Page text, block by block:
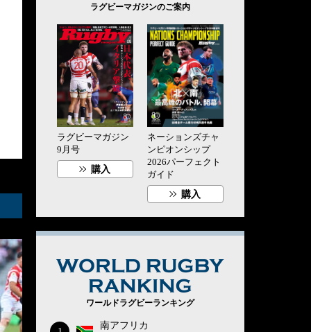
ラグビーマガジンのご案内
ラグビーマガジン
9月号
購入
ネーションズチャ
ンピオンシップ
2026パーフェクト
ガイド
購入
ワールドラグビーランキング
南アフリカ